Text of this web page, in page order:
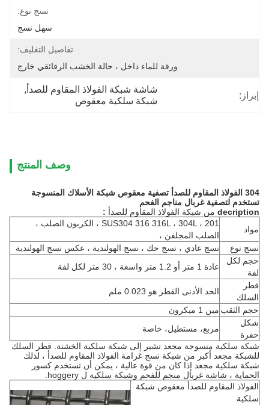
نسج نوع:
سهل نسج
تفاصيل التغليف:
ورقة للماء داخل ، حالة الخشب الرقائقي خارج
إبراز:
شاشة شبكة الفولاذ المقاوم للصدأ,
شبكة سلكية معقوص
وصف المنتج
304 الفولاذ المقاوم للصدأ تصفية معقوص شبكة الأسلاك المنسوجة
تستخدم لتصفية غربال مناجم الفحم
decriptionمن شبكة الفولاذ المقاوم للصدأ:
مواد
SUS304 316 316L ، 304L ، 201 ، الكربون الصلب ،
الصلب المجلفن ،
نسج نوع
نسج عادي ، نسج حك ، نسج الهولندية ، عكس نسج الهولندية
حجم لكل
لفة
عادة 1 متر أو 1.2 متر واسعة ، 30 متر لكل لفة
قطر
السلك
الحد الأدنى القطر هو 0.023 ملم
حجم الثقبمين 1 ميكرون
شكل
حفرة
مربع، مستطيل، خاصة
شبكة سلكية منسوجة مجعد تشير إلى شبكة سلكية الخشنة. قطر السلك
للشبكة مجعد أكبر من شبكة نسج غرامة الفولاذ المقاوم للصدأ ، لذلك
شبكة سلكية مجعد إذا كان من قوة عالية ، يمكن أن تستخدم كسور
الحماية ، شاشة غربال منجم للفحم وشبكة سلكية ل hoggery.
الفولاذ المقاوم للصدأ معقوص شبكة
سلكية